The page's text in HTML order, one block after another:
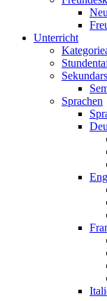
Unterricht
Sprachen